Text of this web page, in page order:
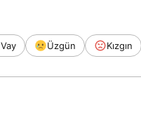
Vay Üzgün Kızgın